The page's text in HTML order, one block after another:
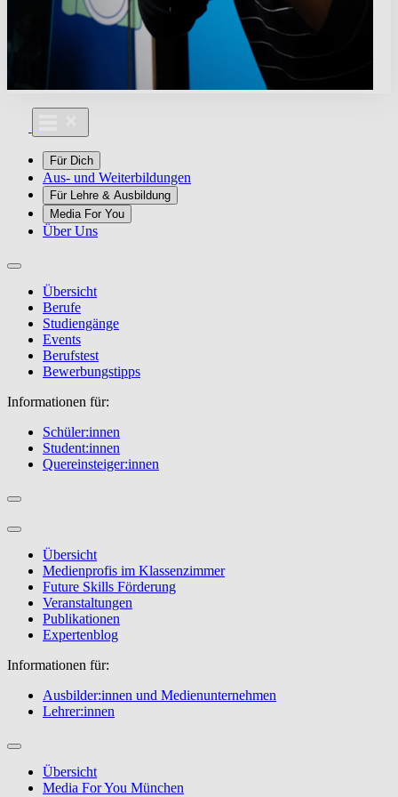
Für Dich
Aus- und Weiterbildungen
Für Lehre & Ausbildung
Media For You
Über Uns
Übersicht
Berufe
Studiengänge
Events
Berufstest
Bewerbungstipps
Informationen für:
Schüler:innen
Student:innen
Quereinsteiger:innen
Übersicht
Medienprofis im Klassenzimmer
Future Skills Förderung
Veranstaltungen
Publikationen
Expertenblog
Informationen für:
Ausbilder:innen und Medienunternehmen
Lehrer:innen
Übersicht
Media For You München